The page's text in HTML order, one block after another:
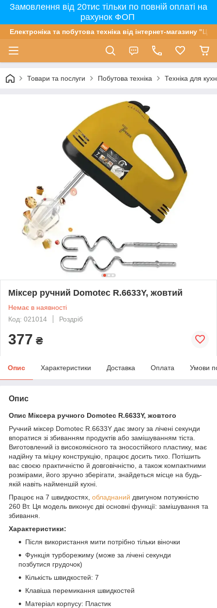
Замовлення від 20тис тільки по повній оплаті на
рахунок ФОП
Електроніка та побутова техніка від інтернет-магазину
Товари та послуги Побутова техніка Техніка для
Міксер ручний Domotec R.6633Y, жовтий
Немає в наявності
Код: 021014
Роздріб
377 ₴
Опис Характеристики Доставка Оплата Умови
Опис
Опис Міксера ручного Domotec R.6633Y, жовтого
Ручний міксер Domotec R.6633Y дає змогу за лічені секунди
впоратися зі збиванням продуктів або замішуванням тіста.
Виготовлений із високоякісного та зносостійкого пластику, має
надійну та міцну конструкцію, працює досить тихо. Потішить
вас своєю практичністю й довговічністю, а також компактними
розмірами, його зручно зберігати, знайдеться місце на будь-
якій навіть найменшій кухні.
Працює на 7 швидкостях, обладнаний двигуном потужністю
260 Вт. Ця модель виконує дві основні функції: замішування та
збивання.
Характеристики:
Після використання мити потрібно тільки віночки
Функція турборежиму (може за лічені секунди
позбутися грудочок)
Кількість швидкостей: 7
Клавіша перемикання швидкостей
Матеріал корпусу: Пластик